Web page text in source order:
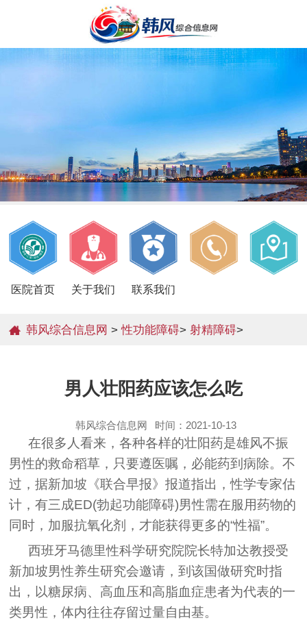
医院首页 关于我们 联系我们
韩风综合信息网 >性功能障碍>射精障碍>
男人壮阳药应该怎么吃
韩风综合信息网 时间：2021-10-13
在很多人看来，各种各样的壮阳药是雄风不振
男性的救命稻草，只要遵医嘱，必能药到病除。不
过，据新加坡《联合早报》报道指出，性学专家估
计，有三成ED(勃起功能障碍)男性需在服用药物的
同时，加服抗氧化剂，才能获得更多的“性福”。
西班牙马德里性科学研究院院长特加达教授受
新加坡男性养生研究会邀请，到该国做研究时指
出，以糖尿病、高血压和高脂血症患者为代表的一
类男性，体内往往存留过量自由基。